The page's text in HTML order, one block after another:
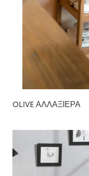
OLIVE ΑΛΛΑΞΙΕΡΑ